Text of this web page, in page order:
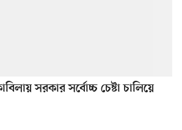
সরকার সর্বোচ্চ চেষ্টা চালিয়ে